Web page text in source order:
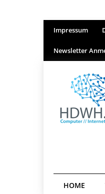
Impressum
Newsletter
HOME